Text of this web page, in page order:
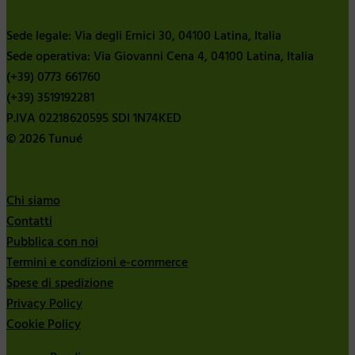
Sede legale: Via degli Ernici 30, 04100 Latina, Italia
Sede operativa: Via Giovanni Cena 4, 04100 Latina, Italia
(+39) 0773 661760
(+39) 3519192281
P.IVA 02218620595 SDI 1N74KED
© 2026 Tunué
Chi siamo
Contatti
Pubblica con noi
Termini e condizioni e-commerce
Spese di spedizione
Privacy Policy
Cookie Policy